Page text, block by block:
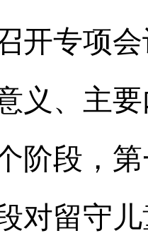
开专项
义、主
阶段，
对留守